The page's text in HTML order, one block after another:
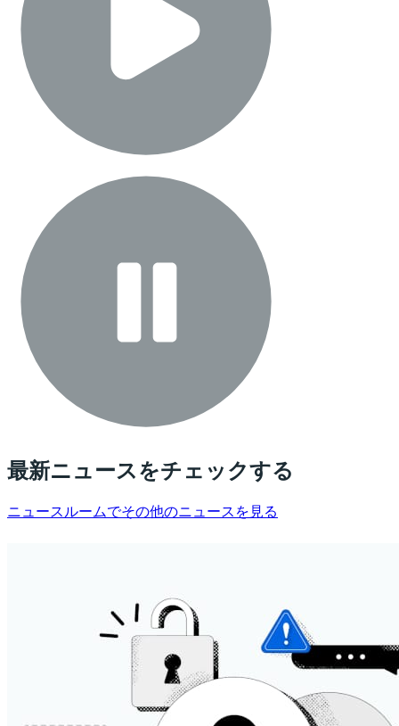
最新ニュースをチェックする
ニュースルームでその他のニュースを見る